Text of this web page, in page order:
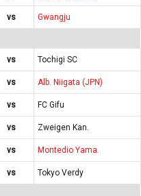
vs Gwangju
vs
Tochigi SC
vs
Alb. Niigata (JPN)
vs
FC Gifu
vs
Zweigen Kan.
vs
Montedio Yama.
vs Tokyo Verdy